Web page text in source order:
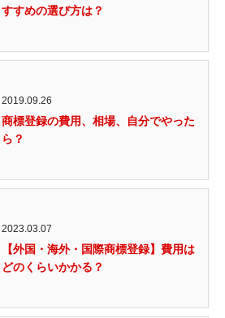
すすめの選び方は？
2019.09.26
商標登録の費用、相場、自分でやった
ら？
2023.03.07
【外国・海外・国際商標登録】費用は
どのくらいかかる？